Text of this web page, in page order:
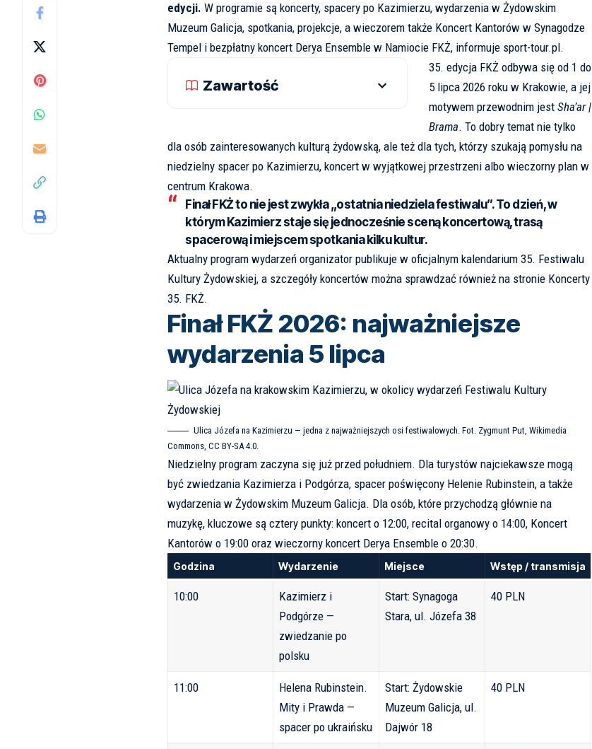
edycji. W programie są koncerty, spacery po Kazimierzu, wydarzenia w Żydowskim
Muzeum Galicja, spotkania, projekcje, a wieczorem także Koncert Kantorów w Synagodze
Tempel i bezpłatny koncert Derya Ensemble w Namiocie FKŻ, informuje sport-tour.pl.
Zawartość
35. edycja FKŻ odbywa się od 1 do
5 lipca 2026 roku w Krakowie, a jej
motywem przewodnim jest Sha’ar |
Brama. To dobry temat nie tylko
dla osób zainteresowanych kulturą żydowską, ale też dla tych, którzy szukają pomysłu na
niedzielny spacer po Kazimierzu, koncert w wyjątkowej przestrzeni albo wieczorny plan w
centrum Krakowa.
Finał FKŻ to nie jest zwykła „ostatnia niedziela festiwalu”. To dzień, w
którym Kazimierz staje się jednocześnie sceną koncertową, trasą
spacerową i miejscem spotkania kilku kultur.
Aktualny program wydarzeń organizator publikuje w oficjalnym kalendarium 35. Festiwalu
Kultury Żydowskiej, a szczegóły koncertów można sprawdzać również na stronie Koncerty
35. FKŻ.
Finał FKŻ 2026: najważniejsze
wydarzenia 5 lipca
Ulica Józefa na Kazimierzu — jedna z najważniejszych osi festiwalowych. Fot. Zygmunt Put, Wikimedia
Commons, CC BY-SA 4.0.
Niedzielny program zaczyna się już przed południem. Dla turystów najciekawsze mogą
być zwiedzania Kazimierza i Podgórza, spacer poświęcony Helenie Rubinstein, a także
wydarzenia w Żydowskim Muzeum Galicja. Dla osób, które przychodzą głównie na
muzykę, kluczowe są cztery punkty: koncert o 12:00, recital organowy o 14:00, Koncert
Kantorów o 19:00 oraz wieczorny koncert Derya Ensemble o 20:30.
Godzina Wydarzenie Miejsce Wstęp / transmisja
10:00
Kazimierz i
Podgórze —
zwiedzanie po
polsku
Start: Synagoga
Stara, ul. Józefa 38
40 PLN
11:00
Helena Rubinstein.
Mity i Prawda —
spacer po ukraińsku
Start: Żydowskie
Muzeum Galicja, ul.
Dajwór 18
40 PLN